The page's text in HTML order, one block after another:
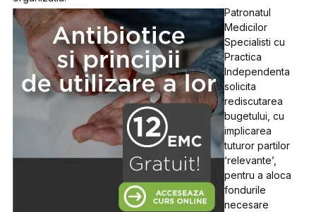
Patronatul
Medicilor
Specialisti cu
Practica
Independenta
solicita
rediscutarea
bugetului, cu
implicarea
tuturor partilor
‘relevante’,
pentru a aloca
fondurile
necesare